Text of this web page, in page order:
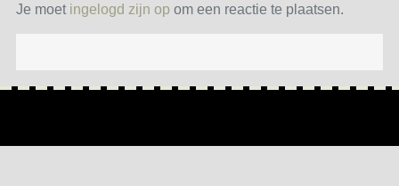
Je moet ingelogd zijn op om een reactie te plaatsen.